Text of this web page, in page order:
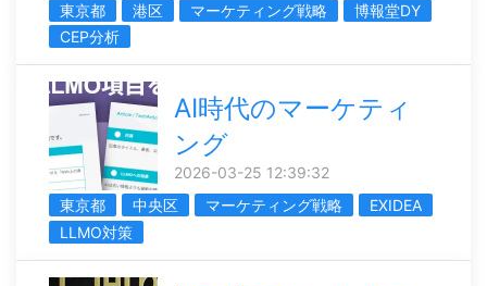
東京都 港区 マーケティング戦略
博報堂DY
CEP分析
AI時代のマーケティ
ング
2026-03-25 12:39:32
東京都
中央区 マーケティング戦略
EXIDEA
LLMO対策